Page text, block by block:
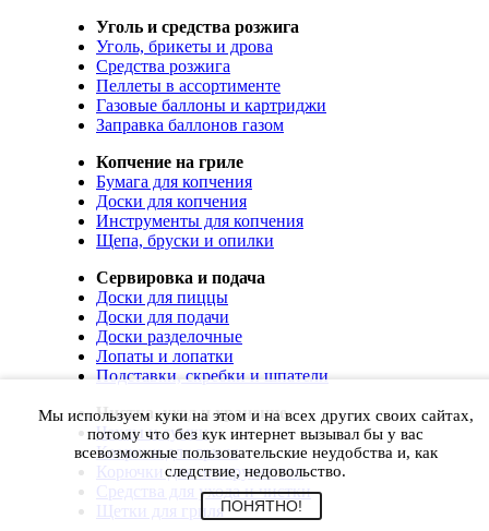
Уголь и средства розжига
Уголь, брикеты и дрова
Средства розжига
Пеллеты в ассортименте
Газовые баллоны и картриджи
Заправка баллонов газом
Копчение на гриле
Бумага для копчения
Доски для копчения
Инструменты для копчения
Щепа, бруски и опилки
Сервировка и подача
Доски для пиццы
Доски для подачи
Доски разделочные
Лопаты и лопатки
Подставки, скребки и шпатели
Чистка, уход и хранение
Чехлы и сумки
Коврики для гриля
Корючки для инструментов
Средства для ухода и чистки
Щетки для гриля
Мы используем куки на этом и на всех других своих сайтах,
потому что без кук интернет вызывал бы у вас
всевозможные пользовательские неудобства и, как
следствие, недовольство.
ПОНЯТНО!